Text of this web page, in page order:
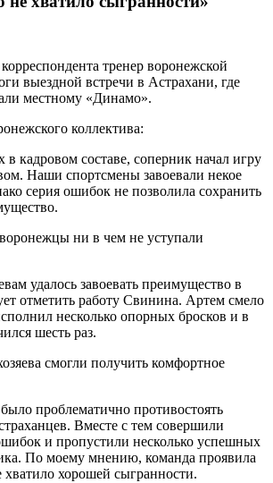
тренер воронежской
выездной встречи в Астрахани, где
местному «Динамо».
коллектива:
кадровом составе, соперник начал игру
Наши спортсмены завоевали некое
серия ошибок не позволила сохранить
ни в чем не уступали
удалось завоевать преимущество в
отметить работу Свинина. Артем смело
несколько опорных бросков и в
шесть раз.
смогли получить комфортное
проблематично противостоять
Вместе с тем совершили
и пропустили несколько успешных
По моему мнению, команда проявила
хватило хорошей сыгранности.